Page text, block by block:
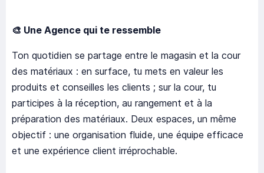
🎨 Une Agence qui te ressemble
Ton quotidien se partage entre le magasin et la cour
des matériaux : en surface, tu mets en valeur les
produits et conseilles les clients ; sur la cour, tu
participes à la réception, au rangement et à la
préparation des matériaux. Deux espaces, un même
objectif : une organisation fluide, une équipe efficace
et une expérience client irréprochable.